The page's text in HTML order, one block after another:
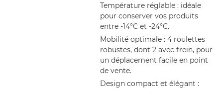
Température réglable : idéale
pour conserver vos produits
entre -14°C et -24°C.
Mobilité optimale : 4 roulettes
robustes, dont 2 avec frein, pour
un déplacement facile en point
de vente.
Design compact et élégant :